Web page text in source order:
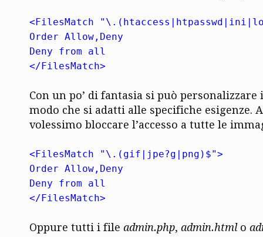
<FilesMatch
Order Allow,Deny
Deny from all
</FilesMatch>
Con un po’ di fantasia si può
modo che si adatti alle specifiche esigenze.
volessimo bloccare l’accesso a tutte le
<FilesMatch "\.(gif|jpe?g|png)$">
Order Allow,Deny
Deny from all
</FilesMatch>
Oppure tutti i file admin.php, admin.htmlo